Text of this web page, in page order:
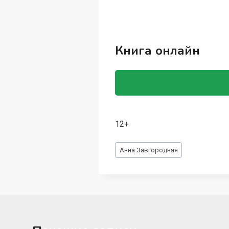
Книга онлайн
12+
Метки
записи:
Анна Завгородняя